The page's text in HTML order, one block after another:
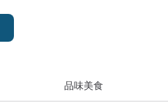
品味美食